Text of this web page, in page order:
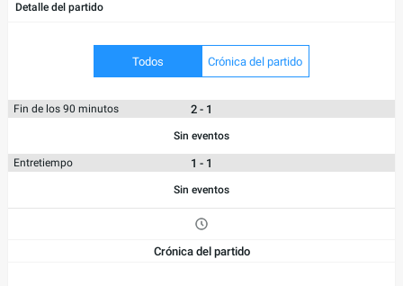
Detalle del partido
Todos Crónica del partido
Fin de los 90 minutos 2 - 1
Sin eventos
Entretiempo 1 - 1
Sin eventos
Crónica del partido